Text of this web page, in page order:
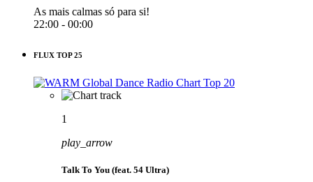
As mais calmas só para si!
22:00 - 00:00
FLUX TOP 25
1
play_arrow
Talk To You (feat. 54 Ultra)